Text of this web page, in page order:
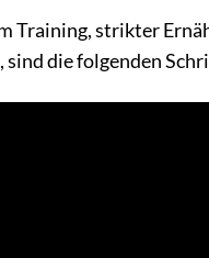
Training, strikter
die folgenden